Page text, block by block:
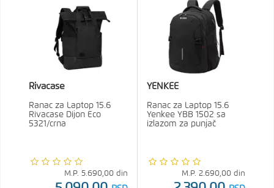
Rivacase
Ranac za Laptop 15.6
Rivacase Dijon Eco
5321/crna
M.P. 5.690,00 din
YENKEE
Ranac za Laptop 15.6
Yenkee YBB 1502 sa
izlazom za punjač
M.P. 2.690,00 din